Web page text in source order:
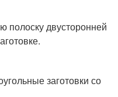
полоску двусторонней
заготовки со